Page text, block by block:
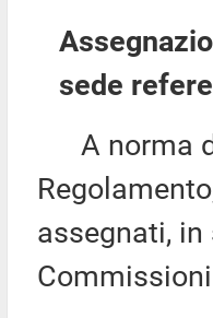
sede
A norma
assegnati,